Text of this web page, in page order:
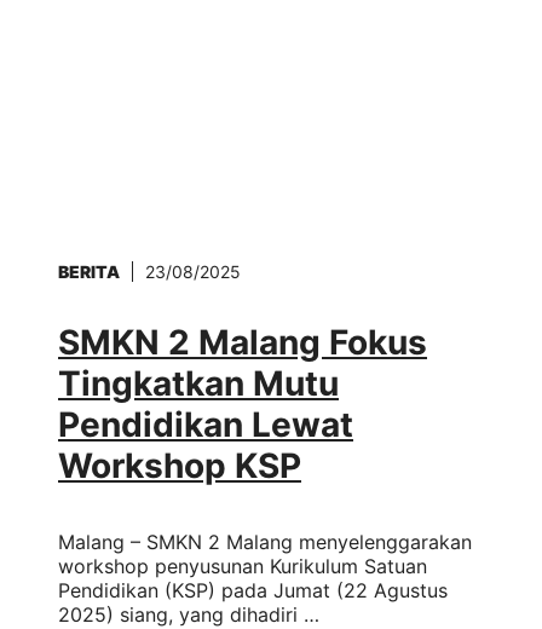
BERITA 23/08/2025
SMKN 2 Malang Fokus
Tingkatkan Mutu
Pendidikan Lewat
Workshop KSP
Malang – SMKN 2 Malang menyelenggarakan
workshop penyusunan Kurikulum Satuan
Pendidikan (KSP) pada Jumat (22 Agustus
2025) siang, yang dihadiri …